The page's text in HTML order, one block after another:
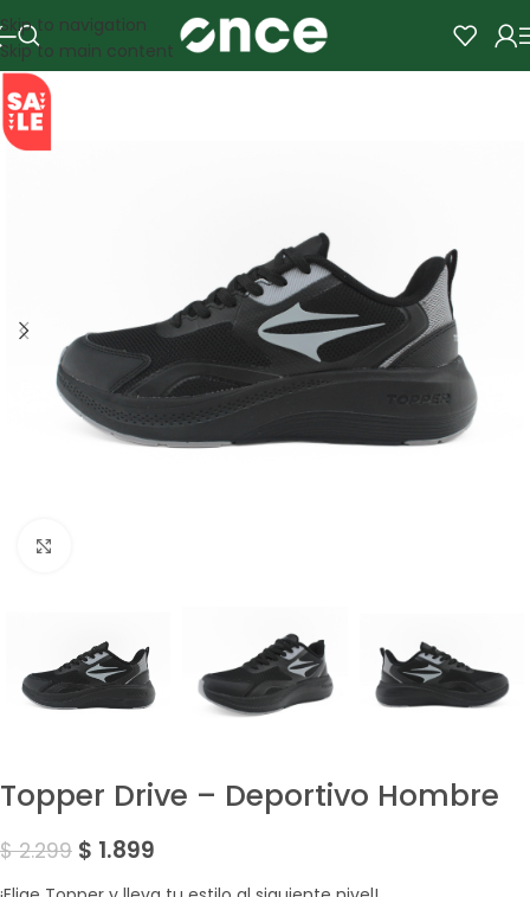
Skip to navigation
Skip to main content
SALE
Topper Drive – Deportivo Hombre
$2.299 $ 1.899